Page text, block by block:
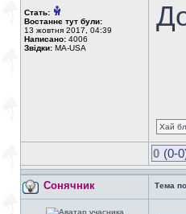
Стать:
Востаннє тут були:
13 жовтня 2017, 04:39
Написано: 4006
Звідки: MA-USA
Хай
0 (0-
Сонячник Тема